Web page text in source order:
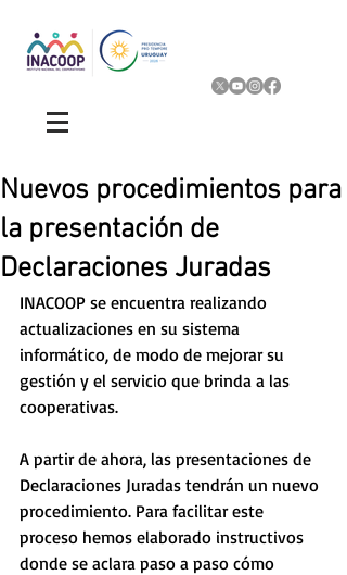
Nuevos procedimientos para
la presentación de
Declaraciones Juradas
INACOOP se encuentra realizando
actualizaciones en su sistema
informático, de modo de mejorar su
gestión y el servicio que brinda a las
cooperativas.
A partir de ahora, las presentaciones de
Declaraciones Juradas tendrán un nuevo
procedimiento. Para facilitar este
proceso hemos elaborado instructivos
donde se aclara paso a paso cómo